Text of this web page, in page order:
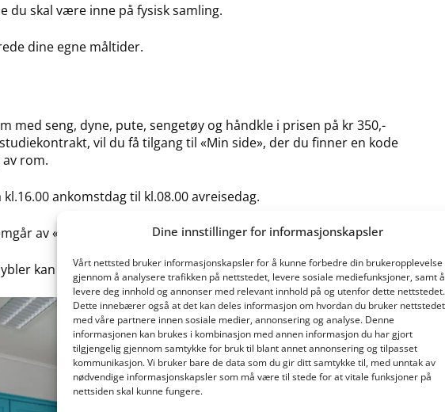
Dine innstillinger for informasjonskapsler
Vårt nettsted bruker informasjonskapsler for å kunne forbedre din brukeropplevelse
gjennom å analysere trafikken på nettstedet, levere sosiale mediefunksjoner, samt å
levere deg innhold og annonser med relevant innhold på og utenfor dette nettstedet.
Dette innebærer også at det kan deles informasjon om hvordan du bruker nettstedet
med våre partnere innen sosiale medier, annonsering og analyse. Denne
informasjonen kan brukes i kombinasjon med annen informasjon du har gjort
tilgjengelig gjennom samtykke for bruk til blant annet annonsering og tilpasset
kommunikasjon. Vi bruker bare de data som du gir ditt samtykke til, med unntak av
nødvendige informasjonskapsler som må være til stede for at vitale funksjoner på
nettsiden skal kunne fungere.
du skal være inne på fysisk samling.
dine egne måltider.
med seng, dyne, pute, sengetøy og håndkle i prisen på kr 350,-
vil du få tilgang til «Min side», der du finner en kode
rom.
ankomstdag til kl.08.00 avreisedag.
av «
kan sendes tilhybel@vea-fs.no